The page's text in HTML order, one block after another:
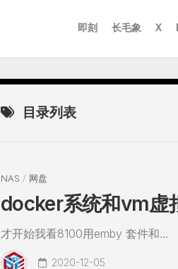
即刻 长毛象 X
目录列表
NAS / 网盘
docker系统和vm虚
才开始我看8100用emby 套件和...
2020-12-05